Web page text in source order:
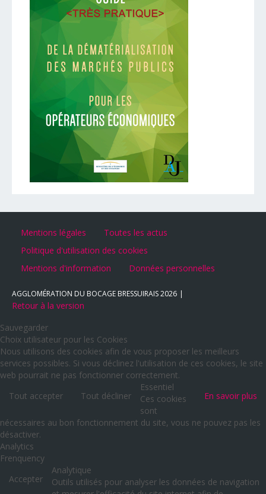
Mentions légales
Toutes les actus
Politique d'utilisation des cookies
Mentions d'information
Données personnelles
AGGLOMÉRATION DU BOCAGE BRESSUIRAIS2026
Retour à la version
Sauvegarder
Choix utilisateur pour les Cookies
Nous utilisons des cookies afin de vous proposer les meilleurs
services possibles. Si vous déclinez l'utilisation de ces cookies, le site
web pourrait ne pas fonctionner correctement.
Tout accepter
Tout décliner En savoir plus
Essentiel
Ces cookies
sont
nécessaires au bon fonctionnement du site, vous ne pouvez pas les
désactiver.
Analytics
Frenquency
Accepter
Analytique
Outils utilisés pour analyser les données de navigation